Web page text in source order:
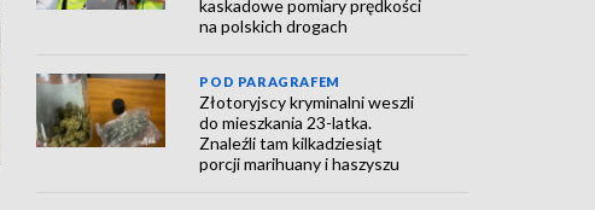
kaskadowe pomiary prędkości
na polskich drogach
POD PARAGRAFEM
Złotoryjscy kryminalni weszli
do mieszkania 23-latka.
Znaleźli tam kilkadziesiąt
porcji marihuany i haszyszu